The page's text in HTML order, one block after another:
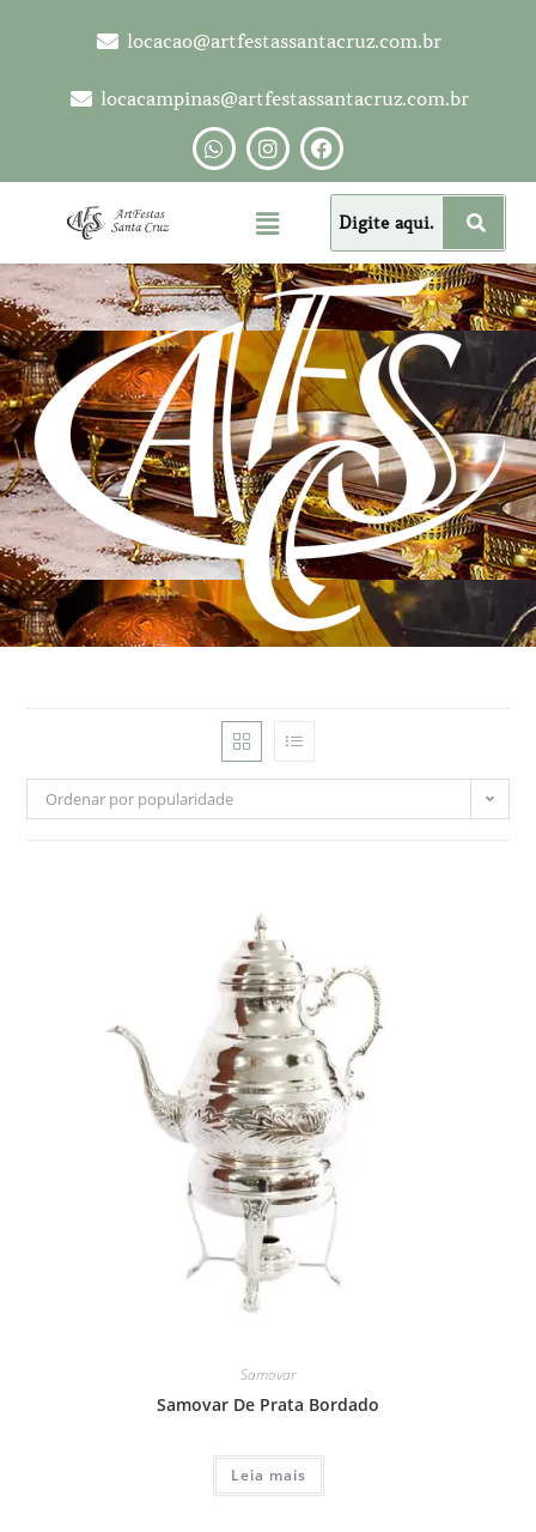
locacao@artfestassantacruz.com.br
locacampinas@artfestassantacruz.com.br
Ordenar por popularidade
Samovar
Samovar De Prata Bordado
Leia mais